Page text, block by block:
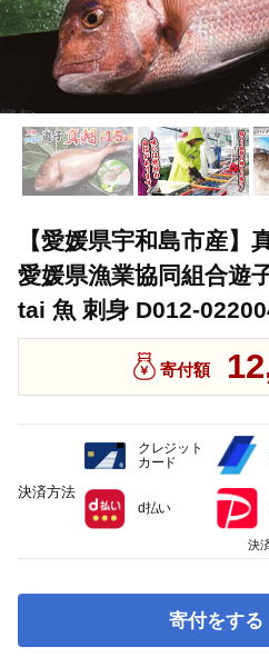
【愛媛県宇和島市産
愛媛県漁業協同組合遊
tai 魚 刺身 D012-
寄付額
寄付をする
決済方法
クレジット
カード
d払い
決